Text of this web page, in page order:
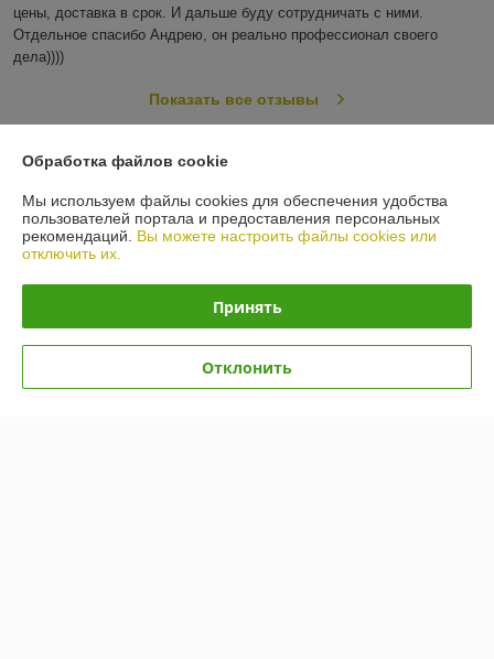
цены, доставка в срок. И дальше буду сотрудничать с ними.
Отдельное спасибо Андрею, он реально профессионал своего
дела))))
Показать все отзывы
О нас
Контакты
График работы
Обработка файлов cookie
Мы используем файлы cookies для обеспечения удобства
пользователей портала и предоставления персональных
рекомендаций. Вы можете настроить файлы cookies или
отключить их.
Принять
Отклонить